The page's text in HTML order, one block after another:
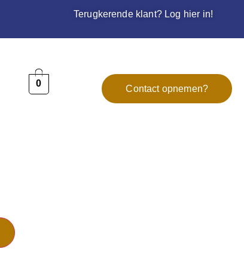
Terugkerende klant? Log hier in!
0
Contact opnemen?